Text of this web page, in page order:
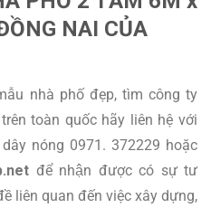
NAI CỦA
nhà phố đẹp, tìm công ty
toàn quốc hãy liên hệ với
nóng 0971. 372229 hoặc
để nhận được có sự tư
liên quan đến việc xây dựng,